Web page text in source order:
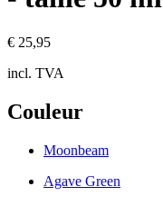
€ 25,95
incl. TVA
Couleur
Moonbeam
Agave Green